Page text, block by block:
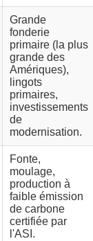
Grande
fonderie
primaire (la plus
grande des
Amériques),
lingots
primaires,
investissements
de
modernisation.
Fonte,
moulage,
production à
faible émission
de carbone
certifiée par
l'ASI.